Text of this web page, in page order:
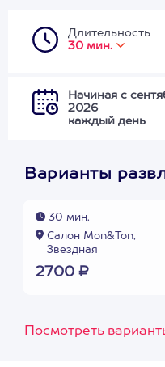
Длительность
30 мин.
Начиная с
2026
каждый день
Варианты
30 мин.
Салон Mon&Ton,
Звездная
2700 ₽
Посмотреть